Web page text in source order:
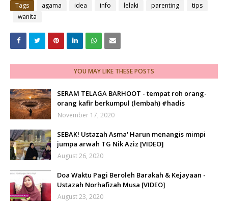
Tags agama idea info lelaki parenting
tips
wanita
YOU MAY LIKE THESE POSTS
SERAM TELAGA BARHOOT - tempat roh orang-
orang kafir berkumpul (lembah) #hadis
November 17, 2020
SEBAK! Ustazah Asma' Harun menangis mimpi
jumpa arwah TG Nik Aziz [VIDEO]
August 26, 2020
Doa Waktu Pagi Beroleh Barakah & Kejayaan -
Ustazah Norhafizah Musa [VIDEO]
August 23, 2020